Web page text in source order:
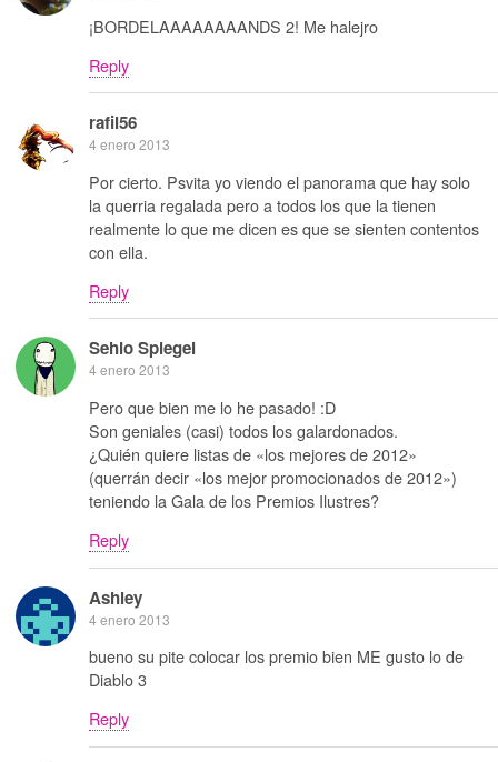
¡BORDELAAAAAAAANDS 2! Me halejro
Reply
rafil56
4 enero 2013
Por cierto. Psvita yo viendo el panorama que hay solo
la querria regalada pero a todos los que la tienen
realmente lo que me dicen es que se sienten contentos
con ella.
Reply
Sehio Spiegel
4 enero 2013
Pero que bien me lo he pasado! :D
Son geniales (casi) todos los galardonados.
¿Quién quiere listas de «los mejores de 2012»
(querrán decir «los mejor promocionados de 2012»)
teniendo la Gala de los Premios Ilustres?
Reply
Ashley
4 enero 2013
bueno su pite colocar los premio bien ME gusto lo de
Diablo 3
Reply